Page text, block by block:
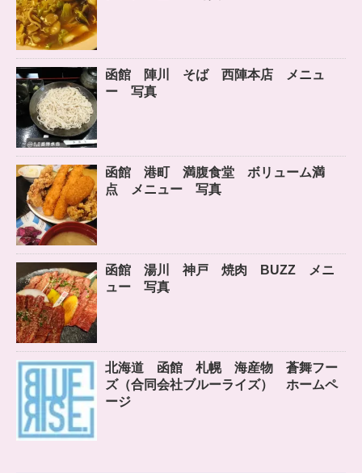
函館 陣川 そば 西陣本店 メニュ
ー 写真
函館 港町 満腹食堂 ボリューム満
点 メニュー 写真
函館 湯川 神戸 焼肉 BUZZ メニ
ュー 写真
北海道 函館 札幌 海産物 蒼舞フー
ズ（合同会社ブルーライズ） ホームペ
ージ